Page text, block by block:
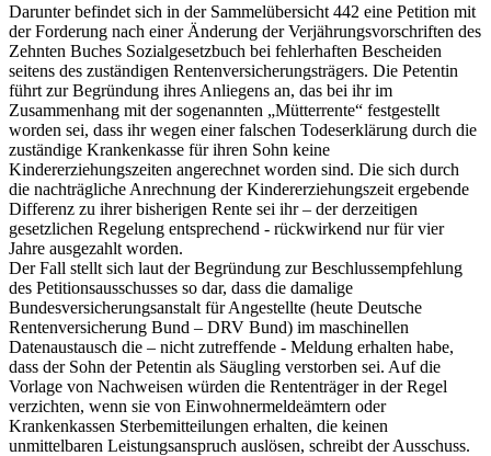
Darunter befindet sich in der Sammelübersicht 442 eine Petition mit
der Forderung nach einer Änderung der Verjährungsvorschriften des
Zehnten Buches Sozialgesetzbuch bei fehlerhaften Bescheiden
seitens des zuständigen Rentenversicherungsträgers. Die Petentin
führt zur Begründung ihres Anliegens an, das bei ihr im
Zusammenhang mit der sogenannten „Mütterrente“ festgestellt
worden sei, dass ihr wegen einer falschen Todeserklärung durch die
zuständige Krankenkasse für ihren Sohn keine
Kindererziehungszeiten angerechnet worden sind. Die sich durch
die nachträgliche Anrechnung der Kindererziehungszeit ergebende
Differenz zu ihrer bisherigen Rente sei ihr – der derzeitigen
gesetzlichen Regelung entsprechend - rückwirkend nur für vier
Jahre ausgezahlt worden.
Der Fall stellt sich laut der Begründung zur Beschlussempfehlung
des Petitionsausschusses so dar, dass die damalige
Bundesversicherungsanstalt für Angestellte (heute Deutsche
Rentenversicherung Bund – DRV Bund) im maschinellen
Datenaustausch die – nicht zutreffende - Meldung erhalten habe,
dass der Sohn der Petentin als Säugling verstorben sei. Auf die
Vorlage von Nachweisen würden die Rententräger in der Regel
verzichten, wenn sie von Einwohnermeldeämtern oder
Krankenkassen Sterbemitteilungen erhalten, die keinen
unmittelbaren Leistungsanspruch auslösen, schreibt der Ausschuss.